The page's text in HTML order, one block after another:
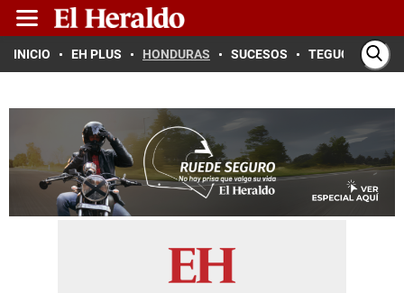
INICIO EH PLUS HONDURAS SUCESOS TEGUCIGALPA